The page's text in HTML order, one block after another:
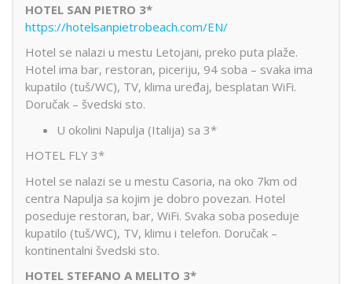
HOTEL SAN PIETRO 3*
https://hotelsanpietrobeach.com/EN/
Hotel se nalazi u mestu Letojani, preko puta plaže.
Hotel ima bar, restoran, piceriju, 94 soba – svaka ima
kupatilo (tuš/WC), TV, klima uređaj, besplatan WiFi.
Doručak – švedski sto.
U okolini Napulja (Italija) sa 3*
HOTEL FLY 3*
Hotel se nalazi se u mestu Casoria, na oko 7km od
centra Napulja sa kojim je dobro povezan. Hotel
poseduje restoran, bar, WiFi. Svaka soba poseduje
kupatilo (tuš/WC), TV, klimu i telefon. Doručak –
kontinentalni švedski sto.
HOTEL STEFANO A MELITO 3*